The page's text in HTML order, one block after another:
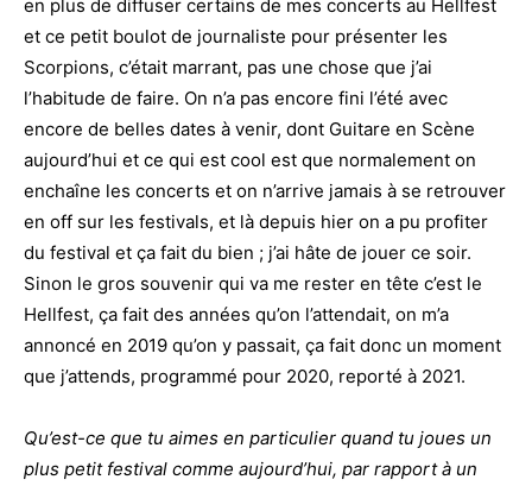
en plus de diffuser certains de mes concerts au Hellfest
et ce petit boulot de journaliste pour présenter les
Scorpions, c’était marrant, pas une chose que j’ai
l’habitude de faire. On n’a pas encore fini l’été avec
encore de belles dates à venir, dont Guitare en Scène
aujourd’hui et ce qui est cool est que normalement on
enchaîne les concerts et on n’arrive jamais à se retrouver
en off sur les festivals, et là depuis hier on a pu profiter
du festival et ça fait du bien ; j’ai hâte de jouer ce soir.
Sinon le gros souvenir qui va me rester en tête c’est le
Hellfest, ça fait des années qu’on l’attendait, on m’a
annoncé en 2019 qu’on y passait, ça fait donc un moment
que j’attends, programmé pour 2020, reporté à 2021.
Qu’est-ce que tu aimes en particulier quand tu joues un
plus petit festival comme aujourd’hui, par rapport à un